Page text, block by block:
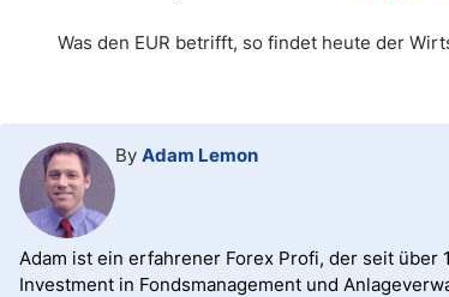
Was den EUR betrifft, so findet heute der
By Adam Lemon
Adam ist ein erfahrener Forex Profi, der seit über
Investment in Fondsmanagement und